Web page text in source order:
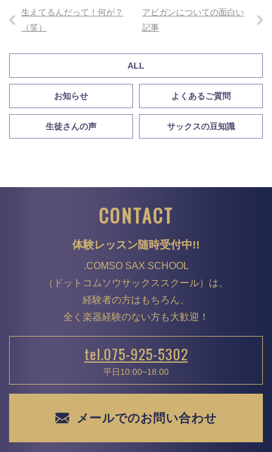
生えてるんだって！何が？
（笑）
アビガンについての面白い
記事
ALL
お知らせ よくあるご質問
生徒さんの声 サックスの豆知識
CONTACT
体験レッスン随時受付中!!
.COMSO SAX SCHOOL
（ドットコムソウサックススクール）は、
経験者の方はもちろん、
全く楽器経験のない方も大歓迎！
tel.075-925-5302
平日10:00~18:00
メールでのお問い合わせ